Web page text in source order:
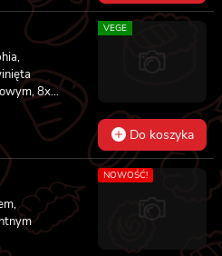
i
8x
awokado,
z
z
w
ogórkiem,
futomaki z
VEGE
Do koszyka
NOWOŚĆ!